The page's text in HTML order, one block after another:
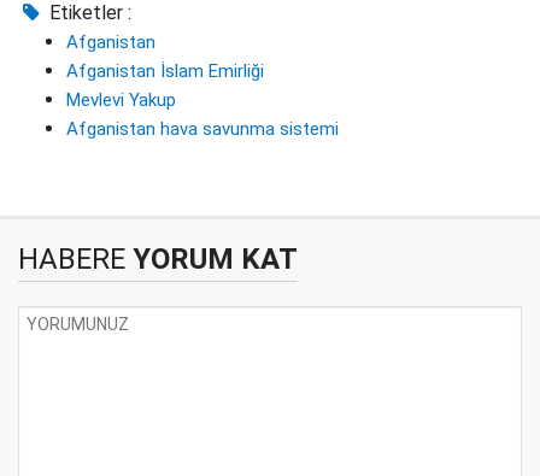
Etiketler :
Afganistan
Afganistan İslam Emirliği
Mevlevi Yakup
Afganistan hava savunma sistemi
HABERE YORUM KAT